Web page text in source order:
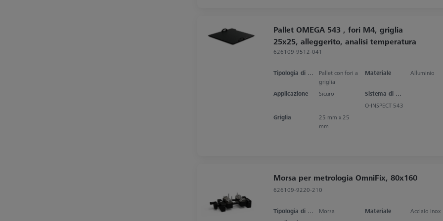
Pallet OMEGA 543 , fori M4, griglia
25x25, alleggerito, analisi temperatura
626109-9512-041
Tipologia di prodotto
Pallet con fori a
griglia
Materiale Alluminio
Applicazione Sicuro
Sistema di misura
O-INSPECT 543
Griglia
25 mm x 25
mm
Morsa per metrologia OmniFix, 80x160
626109-9220-210
Tipologia di prodotto Morsa Materiale
Acciaio inox